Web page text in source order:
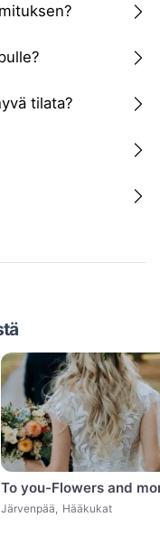
tilata?
To you-Flowers and
Järvenpää Hääkukat